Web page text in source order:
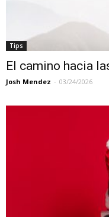
Tips
El camino hacia
Josh Mendez - 03/24/2026